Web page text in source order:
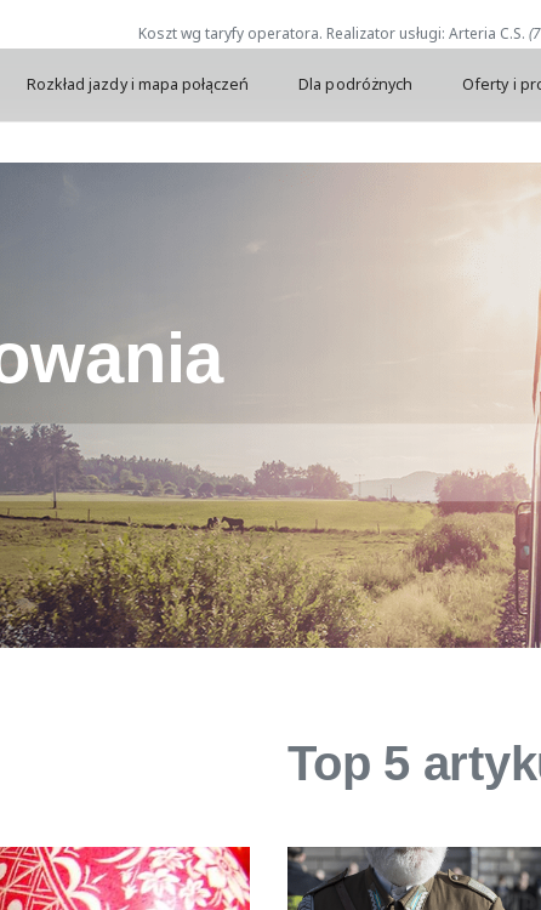
Koszt wg taryfy operatora. Realizator usługi: Arteria C.S.
Rozkład jazdy i mapa połączeń Dla podróżnych Oferty i
Top 5